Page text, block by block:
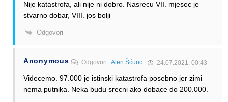
Nije katastrofa, ali nije ni dobro. Nasrecu VII. mjesec je
stvarno dobar, VIII. jos bolji
Odgovori
Anonymous OdgovoriAlen Šćuric 24.07.2021. 00:43
Videcemo. 97.000 je istinski katastrofa posebno jer zimi
nema putnika. Neka budu srecni ako dobace do 200.000.